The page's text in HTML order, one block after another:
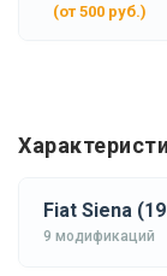
(от 500 руб.)
Fiat Siena
9 модификаций